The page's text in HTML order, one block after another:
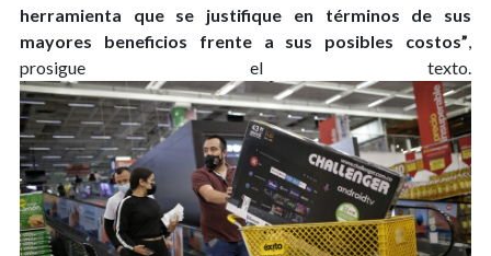
herramienta que se justifique en términos de sus
mayores beneficios frente a sus posibles costos”,
prosigue el texto.